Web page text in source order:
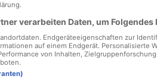
des nebenstehenden Feldes, dass Sie
finden Sie unsereDatenschutzerklärung.
verarbeiten Daten, um
Endgeräteeigenschaften zur
auf einem Endgerät. Personalisierte
von Inhalten,